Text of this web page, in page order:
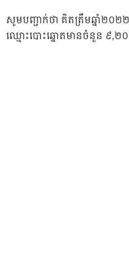
សូមបញ្ជាក់ថា គិតត្រឹមឆ្នាំ២០២២
ឈ្មោះបោះឆ្នោតមានចំនួន ៩,